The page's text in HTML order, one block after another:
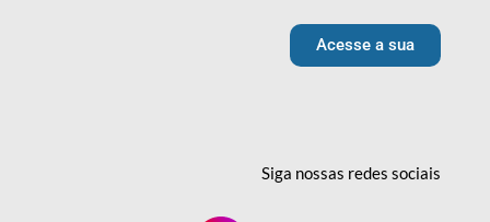
Acesse a sua
Siga nossas redessociais